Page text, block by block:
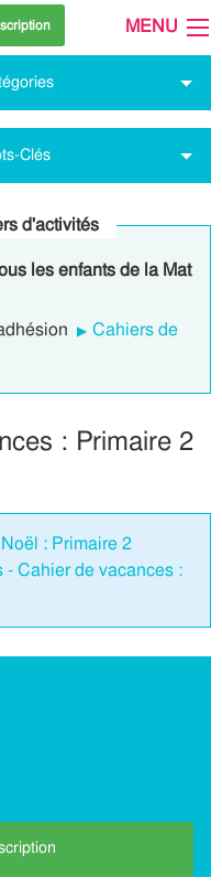
MENU
Clés
d'activités
les enfants de la Mat
Cahiers de
: Primaire 2
: Primaire 2
Cahier de vacances :